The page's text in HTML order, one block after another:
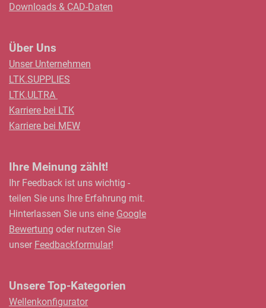
Downloads & CAD-Daten
Über Uns
Unser Unternehmen
LTK.SUPPLIES
LTK.ULTRA
Karriere bei LTK
Karriere bei MEW
Ihre Meinung zählt!
Ihr Feedback ist uns wichtig -
teilen Sie uns Ihre Erfahrung mit.
Hinterlassen Sie uns eine Google
Bewertung oder nutzen Sie
unser Feedbackformular!
Unsere Top-Kategorien
Wellenkonfigurator